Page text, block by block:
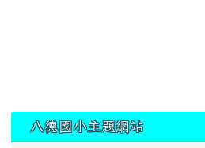
八德國小主題網站